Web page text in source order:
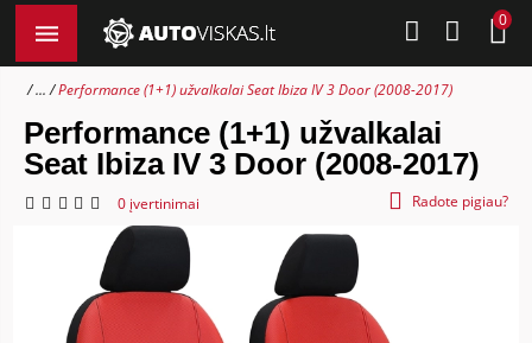
0
... Performance (1+1) užvalkalai Seat Ibiza IV 3 Door (2008-2017)
Performance (1+1) užvalkalai
Seat Ibiza IV 3 Door (2008-2017)
0 įvertinimai Radote pigiau?